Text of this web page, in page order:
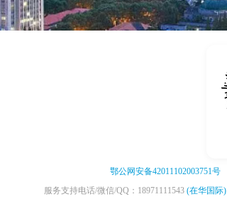
鄂公网安备42011102003751号
服务支持电话/微信/QQ：18971111543 (在华国际)